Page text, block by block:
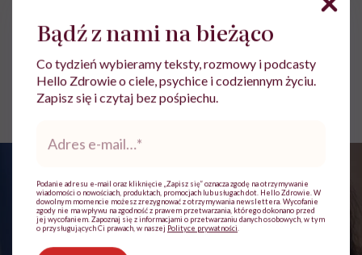
bedtime procrastination
Ewa Podsiadły-Natorska
Opublikowano:20.07.2026 08:01
Bądź z nami na bieżąco
Co tydzień wybieramy teksty, rozmowy i podcasty
Hello Zdrowie o ciele, psychice i codziennym życiu.
Zapisz się i czytaj bez pośpiechu.
*
Podanie adresu e-mail oraz kliknięcie „Zapisz się” oznacza zgodę na otrzymywanie
wiadomości o nowościach, produktach, promocjach lub usługach dot. Hello Zdrowie. W
dowolnym momencie możesz zrezygnować z otrzymywania newslettera. Wycofanie
zgody nie ma wpływu na zgodność z prawem przetwarzania, którego dokonano przed
jej wycofaniem. Zapoznaj się z informacjami o przetwarzaniu danych osobowych, w tym
o przysługujących Ci prawach, w naszej Polityce prywatności